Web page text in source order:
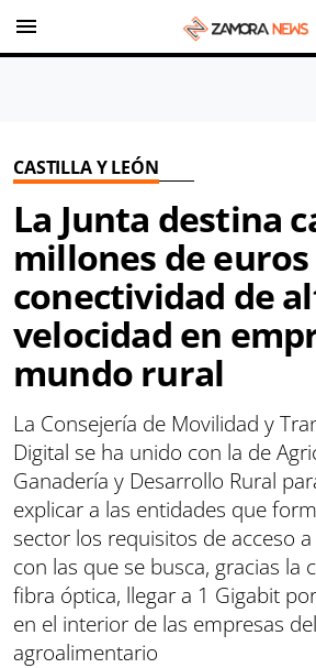
menu
CASTILLA Y LEÓN
La Junta destina
millones de
conectividad de
velocidad en
mundo rural
La Consejería de Movilidad y
Digital se ha unido con la de
Ganadería y Desarrollo Rural
explicar a las entidades que
sector los requisitos de acceso
con las que se busca, gracias la
fibra óptica, llegar a 1 Gigabit
en el interior de las empresas
agroalimentario